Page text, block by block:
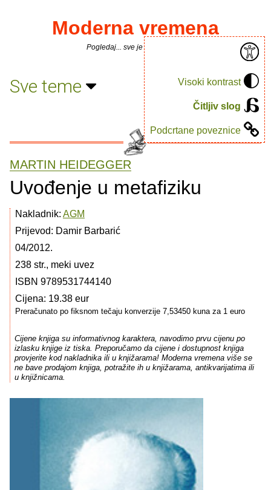
Visoki kontrast
Čitljiv slog
Podcrtane poveznice
Moderna vremena
Pogledaj... sve je puno knjiga.
Sve teme
MARTIN HEIDEGGER
Uvođenje u metafiziku
Nakladnik: AGM
Prijevod: Damir Barbarić
04/2012.
238 str., meki uvez
ISBN 9789531744140
Cijena: 19.38 eur
Preračunato po fiksnom tečaju konverzije 7,53450 kuna za 1 euro
Cijene knjiga su informativnog karaktera, navodimo prvu cijenu po
izlasku knjige iz tiska. Preporučamo da cijene i dostupnost knjiga
provjerite kod nakladnika ili u knjižarama! Moderna vremena više se
ne bave prodajom knjiga, potražite ih u knjižarama, antikvarijatima ili
u knjižnicama.